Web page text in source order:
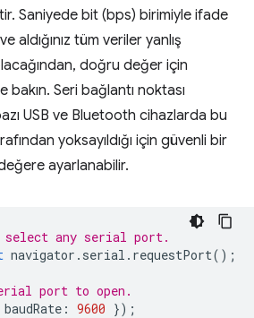
Saniyede bit (bps) birimiyle ifade
aldığınız tüm veriler yanlış
doğru değer için
bakın. Seri bağlantı noktası
USB ve Bluetooth cihazlarda bu
yoksayıldığı için güvenli bir
ayarlanabilir.
select any serial port.
navigator . serial . requestPort();
port to open.
baudRate : 9600 });